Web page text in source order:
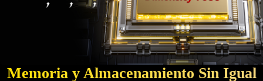
Memoria y Almacenamiento Sin Igual